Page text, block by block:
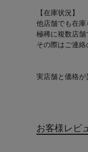
【在庫状況】
他店舗でも在庫
極稀に複数店舗
その際はご連
実店舗と価格が
お客様レビ